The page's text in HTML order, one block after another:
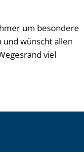
um besondere
und wünscht allen
viel